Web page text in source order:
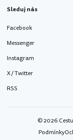
Sleduj nás
Facebook
Messenger
Instagram
X / Twitter
RSS
© 2026
Podmínky